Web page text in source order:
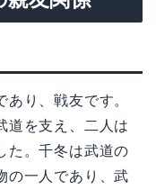
り、戦友です。
道を支え、二人は
た。千冬は武道の
の一人であり、武